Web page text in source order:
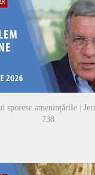
amenințările |
738